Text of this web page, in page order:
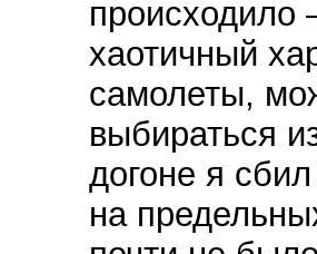
происходило
хаотичный
самолеты,
выбираться
догоне я
на